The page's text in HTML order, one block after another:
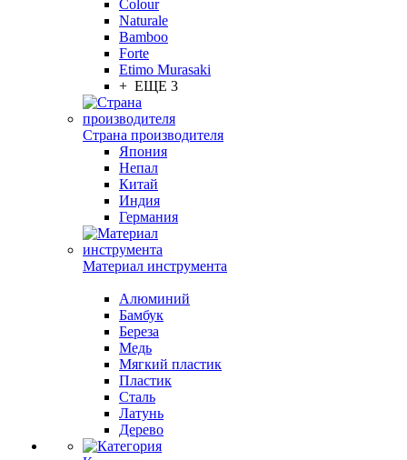
Colour
Naturale
Bamboo
Forte
Etimo Murasaki
+ ЕЩЕ 3
Страна производителя
Япония
Непал
Китай
Индия
Германия
Материал инструмента
Алюминий
Бамбук
Береза
Медь
Мягкий пластик
Пластик
Сталь
Латунь
Дерево